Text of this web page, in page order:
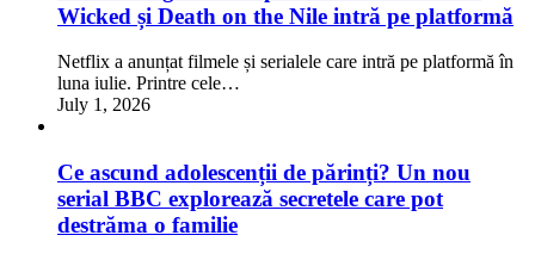
Wicked și Death on the Nile intră pe platformă
Netflix a anunțat filmele și serialele care intră pe platformă în
luna iulie. Printre cele…
July 1, 2026
Ce ascund adolescenții de părinți? Un nou
serial BBC explorează secretele care pot
destrăma o familie